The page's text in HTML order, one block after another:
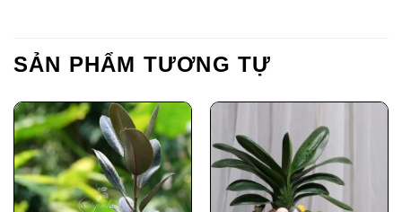
SẢN PHẨM TƯƠNG TỰ